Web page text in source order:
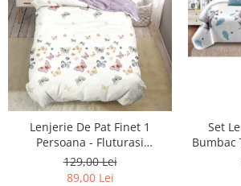
Lenjerie De Pat Finet 1
Persoana - Fluturasi
Multicolori
129,00 Lei
89,00 Lei
Set
Bumbac